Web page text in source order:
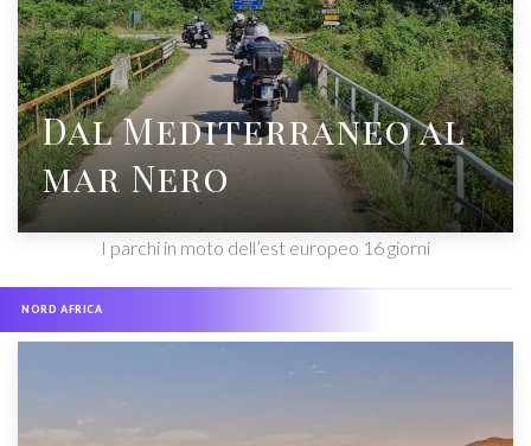
Dal Mediterraneo al
mar Nero
I parchi in moto dell’est europeo 16 giorni
NORD AFRICA